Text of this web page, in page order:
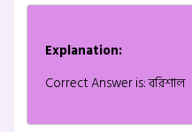
Explanation:
Correct Answer is: বরিশাল